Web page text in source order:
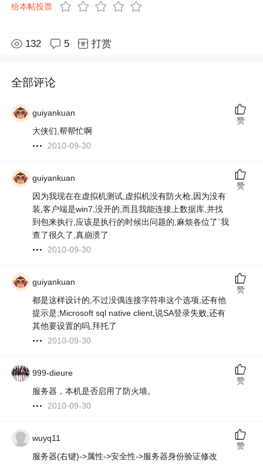
给本帖投票
132 5 打赏
全部评论
guiyankuan
大侠们,帮帮忙啊
2010-09-30
赞
guiyankuan
因为我现在在虚拟机测试,虚拟机没有防火枪,因为没有
装,客户端是win7,没开的,而且我能连接上数据库,并找
到包来执行,应该是执行的时候出问题的,麻烦各位了`我
查了很久了,真崩溃了
2010-09-30
赞
guiyankuan
都是这样设计的,不过没偶连接字符串这个选项,还有他
提示是;Microsoft sql native client,说SA登录失败,还有
其他要设置的吗,拜托了
2010-09-30
赞
999-dieure
服务器，本机是否启用了防火墙。
2010-09-30
赞
wuyq11
服务器(右键)->属性->安全性->服务器身份验证修改
赞